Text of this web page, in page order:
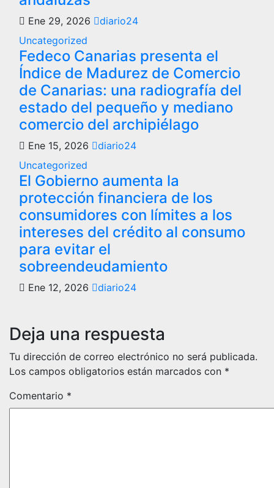
Ene 29, 2026
diario24
Uncategorized
Fedeco Canarias presenta el
Índice de Madurez de Comercio
de Canarias: una radiografía del
estado del pequeño y mediano
comercio del archipiélago
Ene 15, 2026
diario24
Uncategorized
El Gobierno aumenta la
protección financiera de los
consumidores con límites a los
intereses del crédito al consumo
para evitar el
sobreendeudamiento
Ene 12, 2026 diario24
Deja una respuesta
Tu dirección de correo electrónico no será publicada.
Los campos obligatorios están marcados con *
Comentario *